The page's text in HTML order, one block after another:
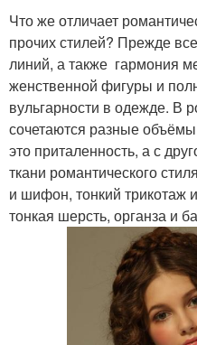
Что же отличает
прочих стилей? Прежде
линий, а также гармония
женственной фигуры и
вульгарности в одежде. В
сочетаются разные
это приталенность, а с
ткани романтического
и шифон, тонкий трикотаж
тонкая шерсть, органза и